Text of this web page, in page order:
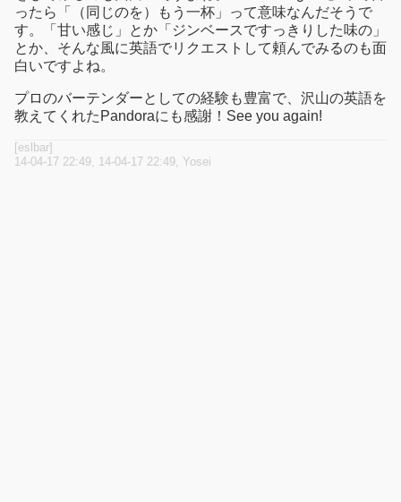
ったら「（同じのを）もう一杯」って意味なんだそうで
す。「甘い感じ」とか「ジンベースですっきりした味の」
とか、そんな風に英語でリクエストして頼んでみるのも面
白いですよね。
プロのバーテンダーとしての経験も豊富で、沢山の英語を
教えてくれたPandoraにも感謝！See you again!
[eslbar]
14-04-17 22:49, 14-04-17 22:49, Yosei